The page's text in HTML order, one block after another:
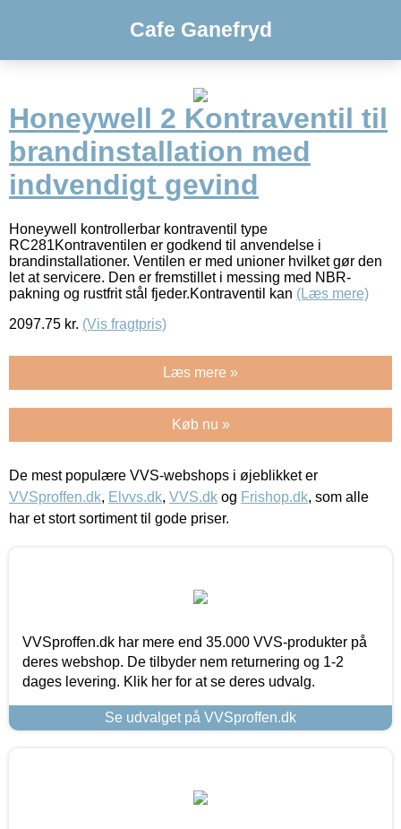
Cafe Ganefryd
Honeywell 2 Kontraventil til
brandinstallation med
indvendigt gevind
Honeywell kontrollerbar kontraventil type
RC281Kontraventilen er godkend til anvendelse i
brandinstallationer. Ventilen er med unioner hvilket gør den
let at servicere. Den er fremstillet i messing med NBR-
pakning og rustfrit stål fjeder.Kontraventil kan (Læs mere)
2097.75 kr. (Vis fragtpris)
Læs mere »
Køb nu »
De mest populære VVS-webshops i øjeblikket er
VVSproffen.dk, Elvvs.dk, VVS.dk og Frishop.dk, som alle
har et stort sortiment til gode priser.
VVSproffen.dk har mere end 35.000 VVS-produkter på
deres webshop. De tilbyder nem returnering og 1-2
dages levering. Klik her for at se deres udvalg.
Se udvalget på VVSproffen.dk